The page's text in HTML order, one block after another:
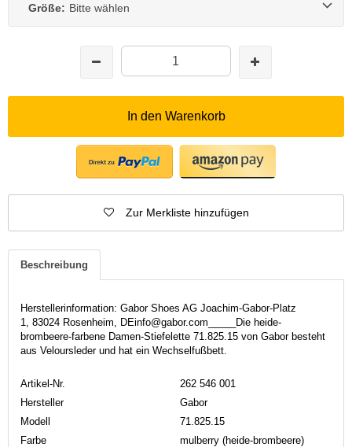
Größe: Bitte wählen
In den Warenkorb
Zur Merkliste hinzufügen
Beschreibung
Herstellerinformation: Gabor Shoes AG Joachim-Gabor-Platz
1, 83024 Rosenheim, DEinfo@gabor.com_____Die heide-
brombeere-farbene Damen-Stiefelette 71.825.15 von Gabor besteht
aus Veloursleder und hat ein Wechselfußbett.
Artikel-Nr.
262 546 001
Hersteller
Gabor
Modell
71.825.15
Farbe
mulberry (heide-brombeere)